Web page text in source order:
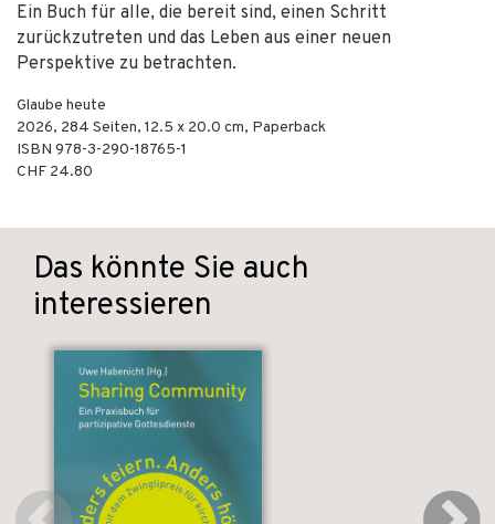
Ein Buch für alle, die bereit sind, einen Schritt
zurückzutreten und das Leben aus einer neuen
Perspektive zu betrachten.
Glaube heute
2026, 284 Seiten, 12.5 x 20.0 cm, Paperback
ISBN 978-3-290-18765-1
CHF 24.80
Das könnte Sie auch
interessieren